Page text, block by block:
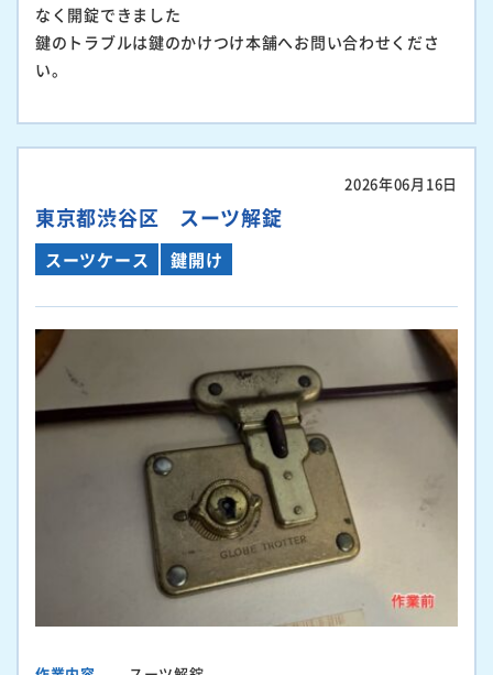
なく開錠できました
鍵のトラブルは鍵のかけつけ本舗へお問い合わせくださ
い。
2026年06月16日
東京都渋谷区 スーツ解錠
スーツケース 鍵開け